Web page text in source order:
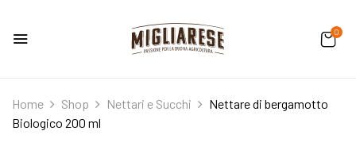
0
Home Shop Nettari e Succhi
Nettare di bergamotto
Biologico 200 ml